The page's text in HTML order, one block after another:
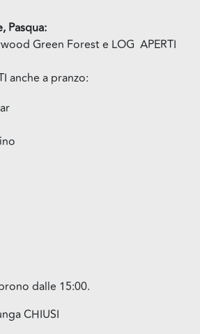
Pasqua:
Green Forest e LOG APERTI
anche a pranzo:
dalle 15:00.
CHIUSI